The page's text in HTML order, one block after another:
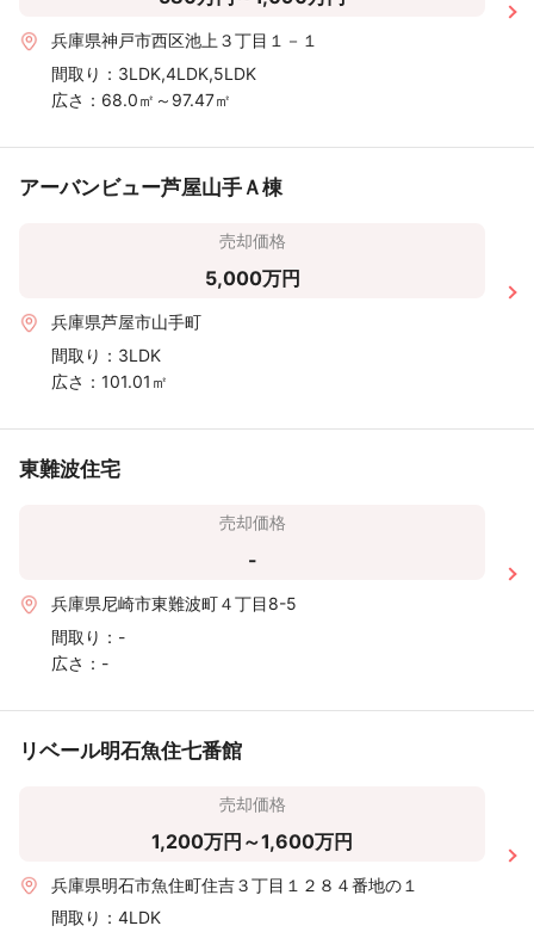
兵庫県神戸市西区池上３丁目１－１
間取り： 3LDK,4LDK,5LDK
広さ： 68.0㎡～97.47㎡
アーバンビュー芦屋山手Ａ棟
売却価格
5,000万円
兵庫県芦屋市山手町
間取り： 3LDK
広さ： 101.01㎡
東難波住宅
売却価格
-
兵庫県尼崎市東難波町４丁目8-5
間取り： -
広さ： -
リベール明石魚住七番館
売却価格
1,200万円～1,600万円
兵庫県明石市魚住町住吉３丁目１２８４番地の１
間取り： 4LDK